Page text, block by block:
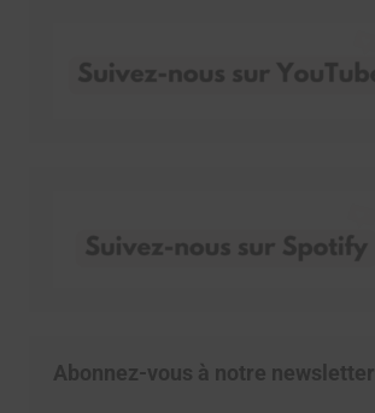
Abonnez-vous à notre newsletter